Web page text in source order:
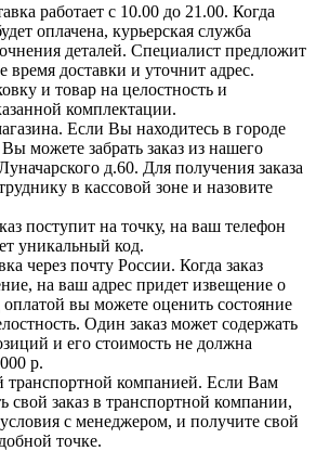
работает с 10.00 до 21.00. Когда
оплачена, курьерская служба
деталей. Специалист предложит
время доставки и уточнит адрес.
и товар на целостность и
комплектации.
Если Вы находитесь в городе
можете забрать заказ из нашего
д.60. Для получения заказа
в кассовой зоне и назовите
поступит на точку, на ваш телефон
уникальный код.
через почту России. Когда заказ
на ваш адрес придет извещение о
вы можете оценить состояние
Один заказ может содержать
и его стоимость не должна
р.
транспортной компанией. Если Вам
свой заказ в транспортной компании,
с менеджером, и получите свой
точке.